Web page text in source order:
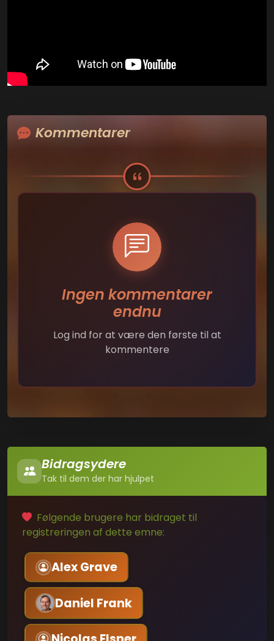
Kommentarer
Ingen kommentarer
endnu
Log ind for at være den første til at
kommentere
Bidragsydere
Tak til dem der har hjulpet
Følgende brugere har bidraget til
registreringen af dette emne:
Alex Grave
Daniel Frank